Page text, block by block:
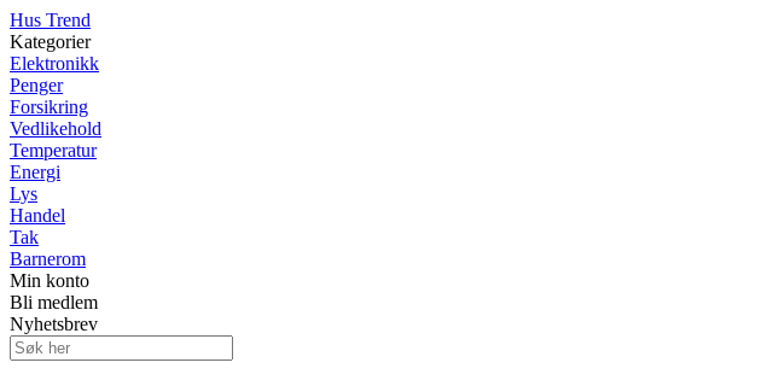
Hus Trend
Kategorier
Elektronikk
Penger
Forsikring
Vedlikehold
Temperatur
Energi
Lys
Handel
Tak
Barnerom
Min konto
Bli medlem
Nyhetsbrev